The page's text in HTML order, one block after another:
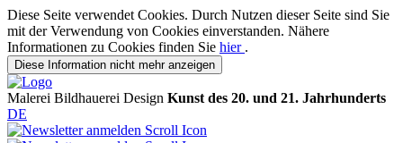
Diese Seite verwendet Cookies. Durch Nutzen dieser Seite sind Sie
mit der Verwendung von Cookies einverstanden. Nähere
Informationen zu Cookies finden Sie hier .
Diese Information nicht mehr anzeigen
Malerei Bildhauerei Design Kunst des 20. und 21. Jahrhunderts
DE